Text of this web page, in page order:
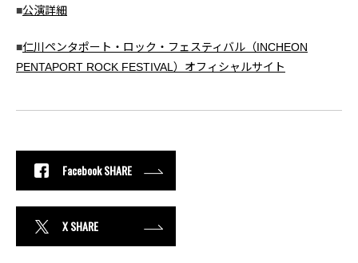
■公演詳細
■仁川ペンタポート・ロック・フェスティバル（INCHEON
PENTAPORT ROCK FESTIVAL）オフィシャルサイト
Facebook SHARE
X SHARE